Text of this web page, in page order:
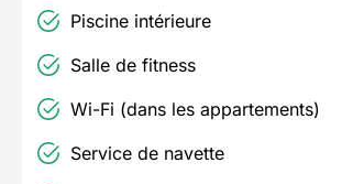
Piscine intérieure
Salle de fitness
Wi-Fi (dans les appartements)
Service de navette